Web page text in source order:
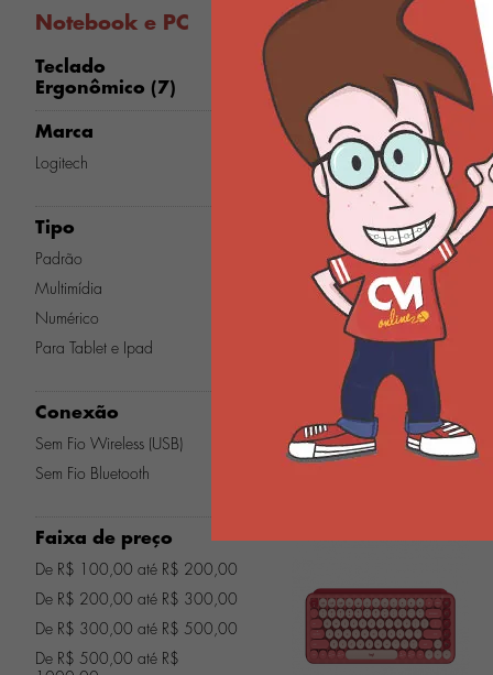
Notebook e PC
Teclado
Ergonômico (7)
Marca
Logitech
Tipo
Padrão
Multimídia
Numérico
Para Tablet e Ipad
Conexão
Sem Fio Wireless (USB)
Sem Fio Bluetooth
Faixa de preço
De R$ 100,00 até R$ 200,00
De R$ 200,00 até R$ 300,00
De R$ 300,00 até R$ 500,00
De R$ 500,00 até R$
Teclado Sem Fio Logitech,
Bluetooth e USB, Pebble
Keys 2 K380s, Easy-Switch
e Pilha Inclusa, Rosa 920-
011791-V
R$ 229,90
ou 4x deR$ 57,47